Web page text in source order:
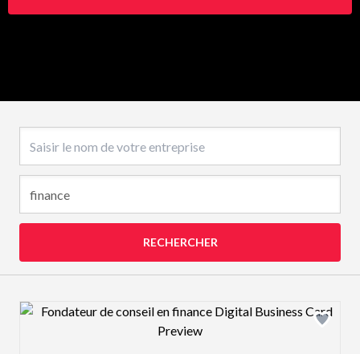
RECHERCHER
Design preview image